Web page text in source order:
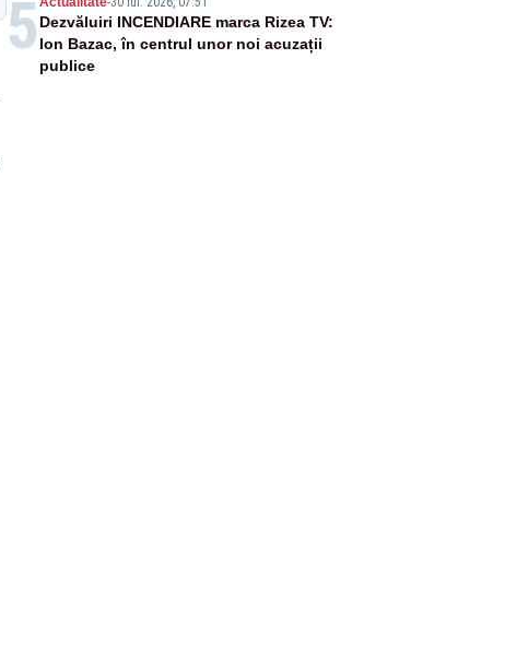
5 Dezvăluiri INCENDIARE marca Rizea TV:
Ion Bazac, în centrul unor noi acuzații
publice